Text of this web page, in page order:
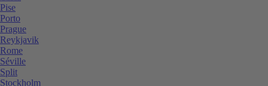
Pise
Porto
Prague
Reykjavik
Rome
Séville
Split
Stockholm